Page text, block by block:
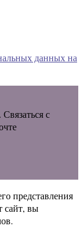
данных на
с
представления
сайт, вы